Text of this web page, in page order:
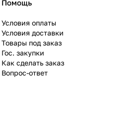
Помощь
Условия оплаты
Условия доставки
Товары под заказ
Гос. закупки
Как сделать заказ
Вопрос-ответ